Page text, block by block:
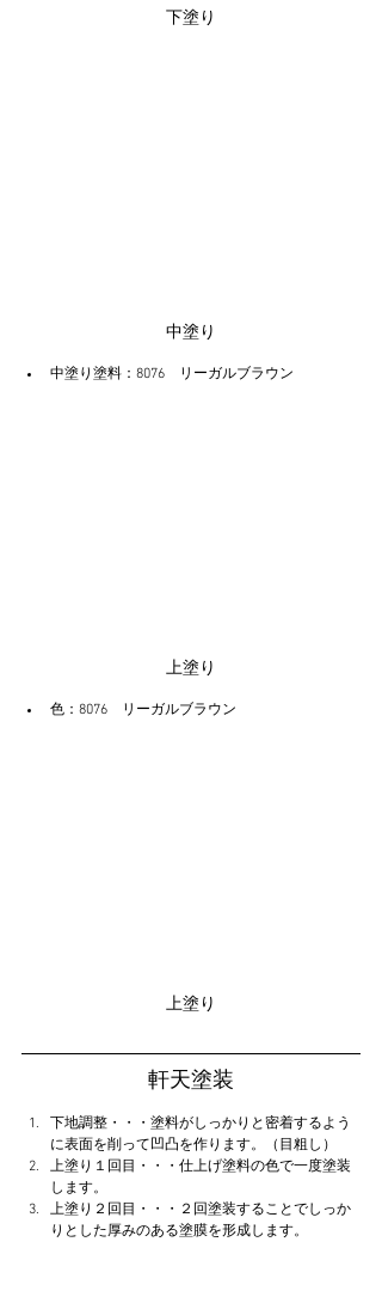
下塗り
中塗り
中塗り塗料：8076　リーガルブラウン
上塗り
色：8076　リーガルブラウン
上塗り
軒天塗装
下地調整・・・塗料がしっかりと密着するよう
に表面を削って凹凸を作ります。（目粗し）
上塗り１回目・・・仕上げ塗料の色で一度塗装
します。
上塗り２回目・・・２回塗装することでしっか
りとした厚みのある塗膜を形成します。